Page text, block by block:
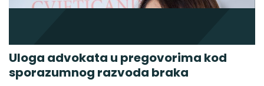
Uloga advokata u pregovorima kod
sporazumnog razvoda braka